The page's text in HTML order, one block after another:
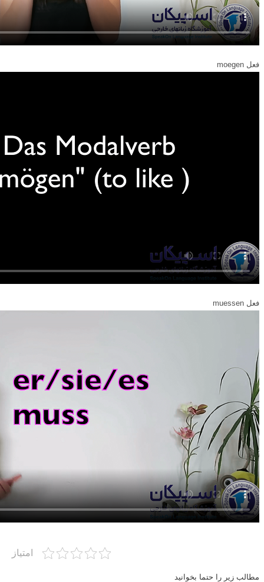
فعل moegen
فعل muessen
امتیاز
مطالب زیر را حتما بخوانید